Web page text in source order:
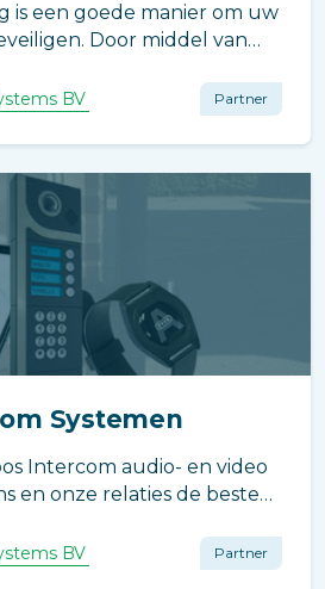
is een goede manier om uw
Door middel van
nodig, alarmeren. En
BV Partner
Systemen
Intercom audio- en video
en onze relaties de beste
Voordelen: geen
meer nodig; werkt via
BV Partner